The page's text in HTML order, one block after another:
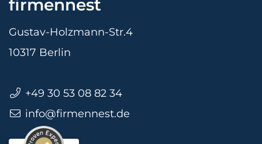
firmennest
Gustav-Holzmann-Str.4
10317 Berlin
+49 30 53 08 82 34
info@firmennest.de
Kundenbewertungen und Erfahrungen zu